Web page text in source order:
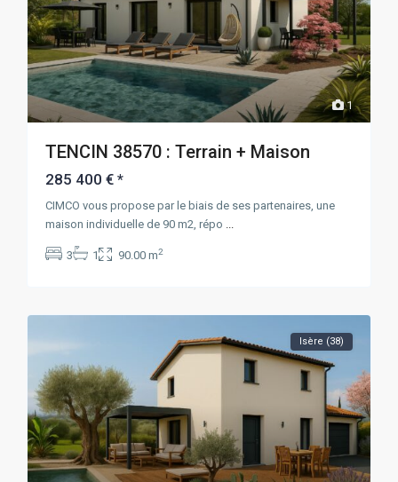
1
TENCIN 38570 : Terrain + Maison
285 400 €*
CIMCO vous propose par le biais de ses partenaires, une
maison individuelle de 90 m2, répo
3 1 90.00 m2
Isère (38)